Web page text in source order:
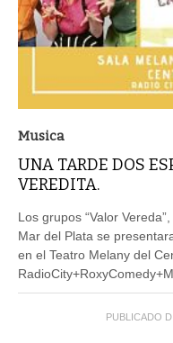
Musica
UNA TARDE DOS
VEREDITA.
Los grupos “Valor
Mar del Plata se
en el Teatro Melany del
PUBLICADO